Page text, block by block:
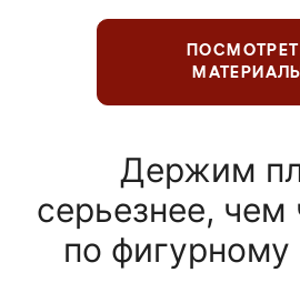
МАТЕРИАЛЫ
Держим
серьезнее,
по фигурному